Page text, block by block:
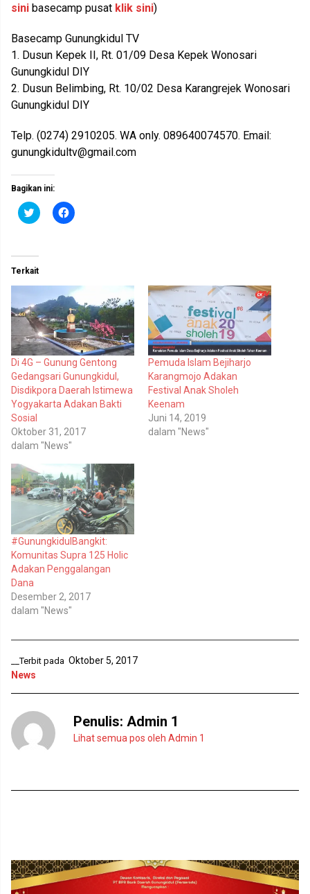
sini basecamp pusat klik sini)
Basecamp Gunungkidul TV
1. Dusun Kepek II, Rt. 01/09 Desa Kepek Wonosari
Gunungkidul DIY
2. Dusun Belimbing, Rt. 10/02 Desa Karangrejek Wonosari
Gunungkidul DIY
Telp. (0274) 2910205. WA only. 089640074570. Email:
gunungkidultv@gmail.com
Bagikan ini:
K
l
n
t
u
k
e
r
b
a
g
i
p
a
d
a
T
w
i
t
t
e
r
e
m
b
u
k
a
d
i
j
e
n
d
a
y
a
b
r
K
l
k
m
e
m
b
a
g
i
k
a
n
d
i
F
a
e
b
o
k
(
M
e
m
b
u
k
a
d
i
j
e
e
l
n
b
)
Terkait
Di 4G – Gunung Gentong
Gedangsari Gunungkidul,
Disdikpora Daerah Istimewa
Yogyakarta Adakan Bakti
Sosial
Oktober 31, 2017
dalam "News"
Pemuda Islam Bejiharjo
Karangmojo Adakan
Festival Anak Sholeh
Keenam
Juni 14, 2019
dalam "News"
#GunungkidulBangkit:
Komunitas Supra 125 Holic
Adakan Penggalangan
Dana
Desember 2, 2017
dalam "News"
__Terbit pada Oktober 5, 2017
News
Penulis: Admin 1
Lihat semua pos oleh Admin 1